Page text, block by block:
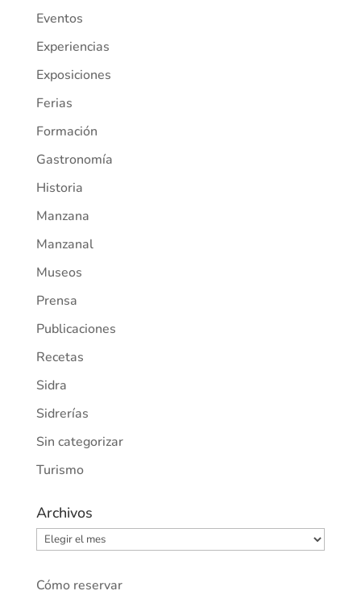
Eventos
Experiencias
Exposiciones
Ferias
Formación
Gastronomía
Historia
Manzana
Manzanal
Museos
Prensa
Publicaciones
Recetas
Sidra
Sidrerías
Sin categorizar
Turismo
Archivos
Archivos
Cómo reservar